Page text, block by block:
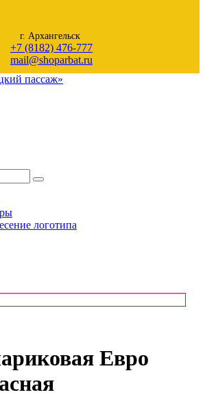
г. Архангельск
+7 (8182) 476-777
mail@shoparbat.ru
пассаж»
логотипа
Евро